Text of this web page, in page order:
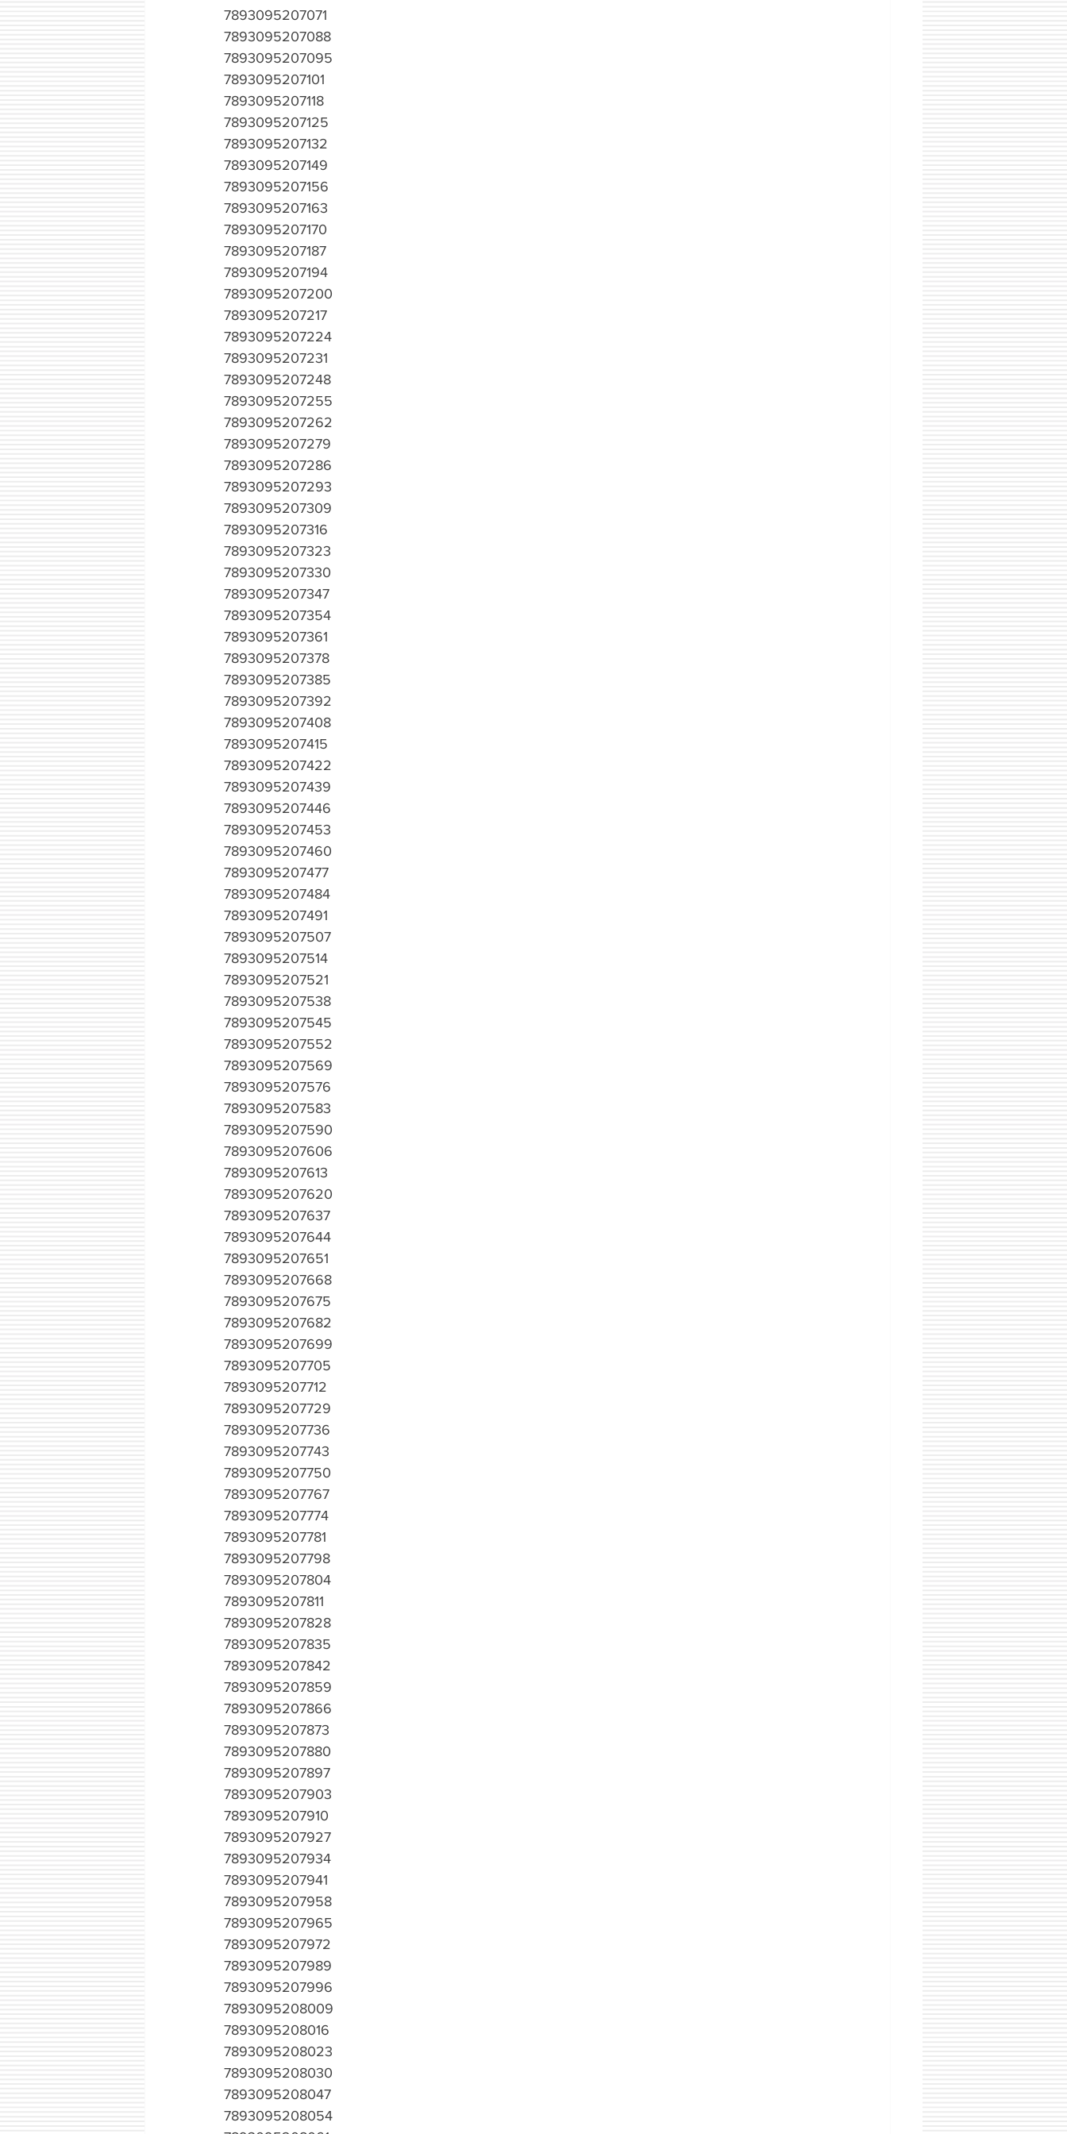
7893095207071
7893095207088
7893095207095
7893095207101
7893095207118
7893095207125
7893095207132
7893095207149
7893095207156
7893095207163
7893095207170
7893095207187
7893095207194
7893095207200
7893095207217
7893095207224
7893095207231
7893095207248
7893095207255
7893095207262
7893095207279
7893095207286
7893095207293
7893095207309
7893095207316
7893095207323
7893095207330
7893095207347
7893095207354
7893095207361
7893095207378
7893095207385
7893095207392
7893095207408
7893095207415
7893095207422
7893095207439
7893095207446
7893095207453
7893095207460
7893095207477
7893095207484
7893095207491
7893095207507
7893095207514
7893095207521
7893095207538
7893095207545
7893095207552
7893095207569
7893095207576
7893095207583
7893095207590
7893095207606
7893095207613
7893095207620
7893095207637
7893095207644
7893095207651
7893095207668
7893095207675
7893095207682
7893095207699
7893095207705
7893095207712
7893095207729
7893095207736
7893095207743
7893095207750
7893095207767
7893095207774
7893095207781
7893095207798
7893095207804
7893095207811
7893095207828
7893095207835
7893095207842
7893095207859
7893095207866
7893095207873
7893095207880
7893095207897
7893095207903
7893095207910
7893095207927
7893095207934
7893095207941
7893095207958
7893095207965
7893095207972
7893095207989
7893095207996
7893095208009
7893095208016
7893095208023
7893095208030
7893095208047
7893095208054